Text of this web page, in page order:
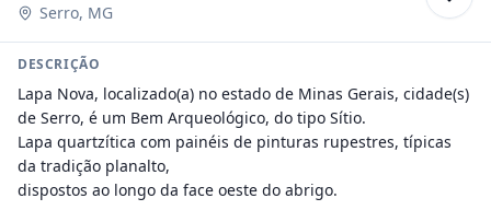
Serro, MG
DESCRIÇÃO
Lapa Nova, localizado(a) no estado de Minas Gerais, cidade(s)
de Serro, é um Bem Arqueológico, do tipo Sítio.
Lapa quartzítica com painéis de pinturas rupestres, típicas
da tradição planalto,
dispostos ao longo da face oeste do abrigo.